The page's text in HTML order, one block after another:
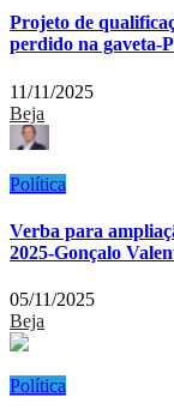
Projeto de
perdido na gaveta-
11/11/2025
Beja
Política
Verba para
2025-Gonçalo
05/11/2025
Beja
Política